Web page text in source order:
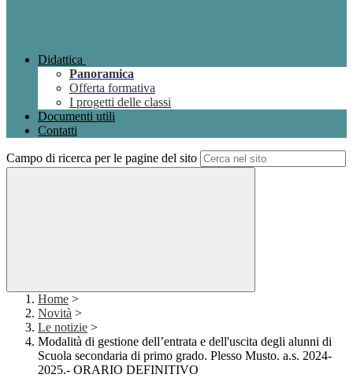
Didattica
Panoramica
Offerta formativa
I progetti delle classi
Documenti utili
Contatti
Campo di ricerca per le pagine del sito
Home >
Novità >
Le notizie >
Modalità di gestione dell’entrata e dell'uscita degli alunni di
Scuola secondaria di primo grado. Plesso Musto. a.s. 2024-
2025.- ORARIO DEFINITIVO